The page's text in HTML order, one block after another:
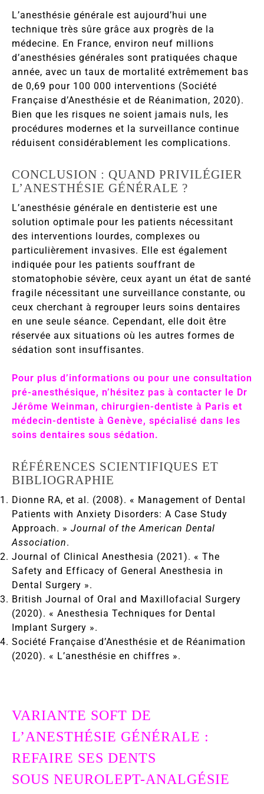
L’anesthésie générale est aujourd’hui une
technique très sûre grâce aux progrès de la
médecine. En France, environ neuf millions
d’anesthésies générales sont pratiquées chaque
année, avec un taux de mortalité extrêmement bas
de 0,69 pour 100 000 interventions (Société
Française d’Anesthésie et de Réanimation, 2020).
Bien que les risques ne soient jamais nuls, les
procédures modernes et la surveillance continue
réduisent considérablement les complications.
CONCLUSION : QUAND PRIVILÉGIER
L’ANESTHÉSIE GÉNÉRALE ?
L’anesthésie générale en dentisterie est une
solution optimale pour les patients nécessitant
des interventions lourdes, complexes ou
particulièrement invasives. Elle est également
indiquée pour les patients souffrant de
stomatophobie sévère, ceux ayant un état de santé
fragile nécessitant une surveillance constante, ou
ceux cherchant à regrouper leurs soins dentaires
en une seule séance. Cependant, elle doit être
réservée aux situations où les autres formes de
sédation sont insuffisantes.
Pour plus d’informations ou pour une consultation
pré-anesthésique, n’hésitez pas à contacter le Dr
Jérôme Weinman, chirurgien-dentiste à Paris et
médecin-dentiste à Genève, spécialisé dans les
soins dentaires sous sédation.
RÉFÉRENCES SCIENTIFIQUES ET
BIBLIOGRAPHIE
Dionne RA, et al. (2008). « Management of Dental
Patients with Anxiety Disorders: A Case Study
Approach. » Journal of the American Dental
Association.
Journal of Clinical Anesthesia (2021). « The
Safety and Efficacy of General Anesthesia in
Dental Surgery ».
British Journal of Oral and Maxillofacial Surgery
(2020). « Anesthesia Techniques for Dental
Implant Surgery ».
Société Française d’Anesthésie et de Réanimation
(2020). « L’anesthésie en chiffres ».
VARIANTE SOFT DE
L’ANESTHÉSIE GÉNÉRALE :
REFAIRE SES DENTS
SOUS NEUROLEPT-ANALGÉSIE